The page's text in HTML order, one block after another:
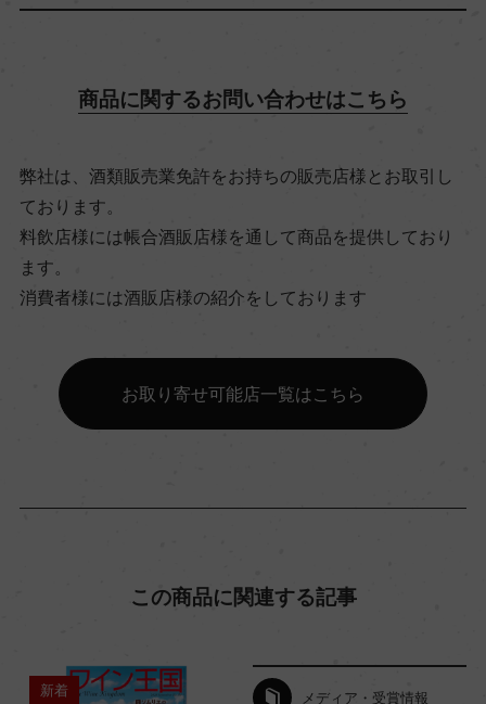
ー
ビオ情報・認証機関
サステナブル農法, HVE
有機JAS認証
(2022)「ベタンヌ+ドゥソーヴ 2025」92点/
Wine Advocate 獲得点
商品に関するお問い合わせはこちら
弊社は、酒類販売業免許をお持ちの販売店様とお取引し
ております。
料飲店様には帳合酒販店様を通して商品を提供しており
ます。
消費者様には酒販店様の紹介をしております
お取り寄せ可能店一覧はこちら
この商品に関連する記事
新着 メディア・受賞情報